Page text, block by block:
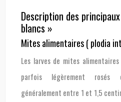
Description des
blancs »
Mites alimentaires ( plodia
Les larves de mites
parfois légèrement rosés
généralement entre 1 et 1,5